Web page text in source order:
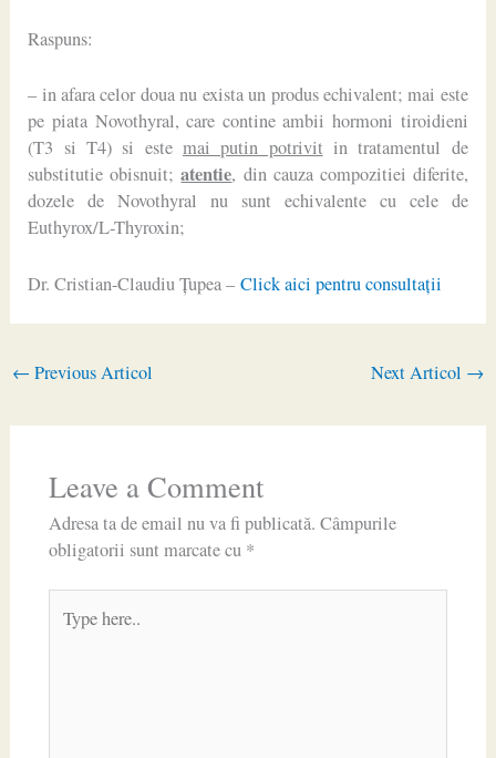
Raspuns:
– in afara celor doua nu exista un produs echivalent; mai este
pe piata Novothyral, care contine ambii hormoni tiroidieni
(T3 si T4) si este mai putin potrivit in tratamentul de
substitutie obisnuit;atentie, din cauza compozitiei diferite,
dozele de Novothyral nu sunt echivalente cu cele de
Euthyrox/L-Thyroxin;
Dr. Cristian-Claudiu Ţupea –Click aici pentru consultaţii
← Previous Articol Next Articol →
Leave a Comment
Adresa ta de email nu va fi publicată. Câmpurile
obligatorii sunt marcate cu *
here..